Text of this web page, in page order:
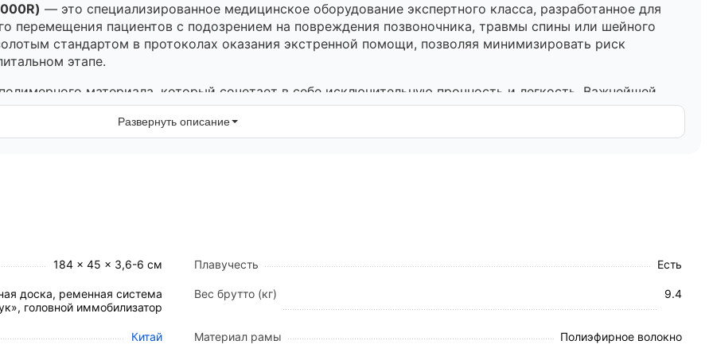
— это специализированное медицинское оборудование экспертного класса, разработанное для
перемещения пациентов с подозрением на повреждения позвоночника, травмы спины или шейного
стандартом в протоколах оказания экстренной помощи, позволяя минимизировать риск
этапе.
материала, который сочетает в себе исключительную прочность и легкость. Важнейшей
. Это позволяет специалистам проводить рентгенографические и томографические
пациента опасному перекладыванию и не снимая фиксирующих ремней, что критически важно
времени.
после каждого использования.
риском травматизма (строительство, промышленность).
Развернуть описание
184 × 45 × 3,6-6 см Плавучесть Есть
доска, ременная система
головной иммобилизатор
Вес брутто (кг) 9.4
Китай Материал рамы Полиэфирное волокно